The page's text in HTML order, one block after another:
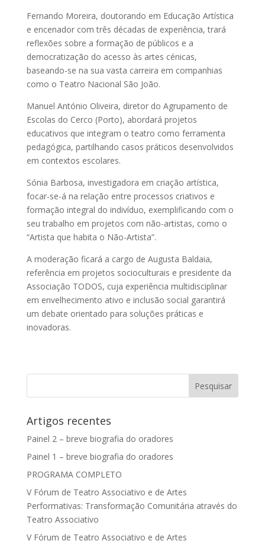
Fernando Moreira, doutorando em Educação Artística
e encenador com três décadas de experiência, trará
reflexões sobre a formação de públicos e a
democratização do acesso às artes cénicas,
baseando-se na sua vasta carreira em companhias
como o Teatro Nacional São João.
Manuel António Oliveira, diretor do Agrupamento de
Escolas do Cerco (Porto), abordará projetos
educativos que integram o teatro como ferramenta
pedagógica, partilhando casos práticos desenvolvidos
em contextos escolares.
Sónia Barbosa, investigadora em criação artística,
focar-se-á na relação entre processos criativos e
formação integral do indivíduo, exemplificando com o
seu trabalho em projetos com não-artistas, como o
“Artista que habita o Não-Artista”.
A moderação ficará a cargo de Augusta Baldaia,
referência em projetos socioculturais e presidente da
Associação TODOS, cuja experiência multidisciplinar
em envelhecimento ativo e inclusão social garantirá
um debate orientado para soluções práticas e
inovadoras.
Artigos recentes
Painel 2 – breve biografia do oradores
Painel 1 – breve biografia do oradores
PROGRAMA COMPLETO
V Fórum de Teatro Associativo e de Artes
Performativas: Transformação Comunitária através do
Teatro Associativo
V Fórum de Teatro Associativo e de Artes